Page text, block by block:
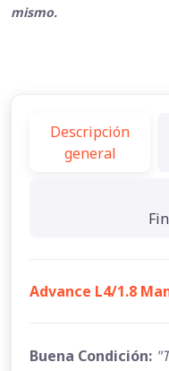
mismo.
Descripción
general
Advance L4/1.8
Buena Condición: